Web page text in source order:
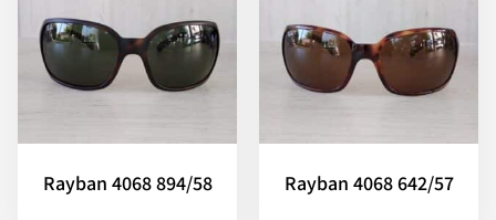
Rayban 4068 894/58 Rayban 4068 642/57